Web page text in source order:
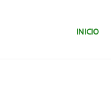
SALTAR
INICIO